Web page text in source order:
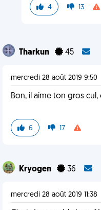
4 13
Tharkun 45
mercredi 28 août 2019 9:50
Bon, il aime ton gros cul,
6 17
Kryogen 36
mercredi 28 août 2019 11:38